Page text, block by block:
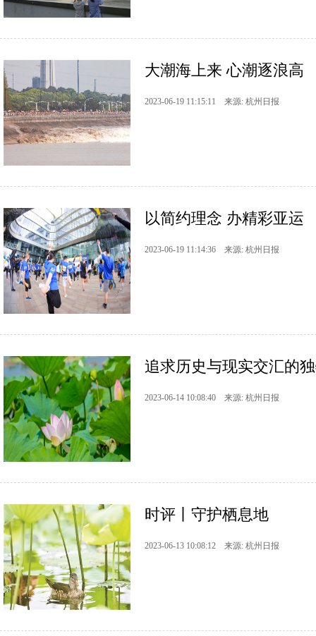
大潮海上来 心潮逐浪高
2023-06-19 11:15:11 来源: 杭州日报
以简约理念 办精彩亚运
2023-06-19 11:14:36 来源: 杭州日报
追求历史与现实交汇的
2023-06-14 10:08:40 来源: 杭州日报
时评丨守护栖息地
2023-06-13 10:08:12 来源: 杭州日报